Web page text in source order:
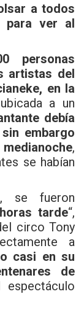
a todos
para ver al
personas
artistas del
en la
a un
debía
embargo
,
se habían
se fueron
tarde“,
circo Tony
a
casi en su
de